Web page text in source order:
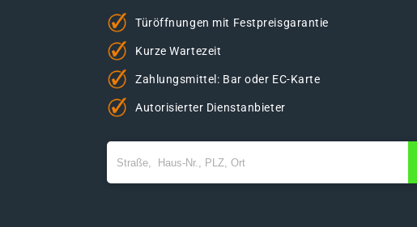
Türöffnungen mit Festpreisgarantie
Kurze Wartezeit
Zahlungsmittel: Bar oder EC-Karte
Autorisierter Dienstanbieter